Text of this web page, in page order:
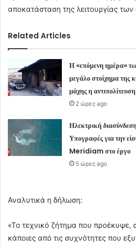
αποκατάσταση της λειτουργίας
Related Articles
Η «επόμενη ημέρα»
μεγάλο στοίχημα της
μάχης η αντιπολίτευση
2 ώρες ago
Ηλεκτρική
Υπογραφές για την
Meridiam στο έργο
5 ώρες ago
Αναλυτικά η δήλωση:
«Το τεχνικό ζήτημα που προέκυψε,
κάποιες από τις συχνότητες που